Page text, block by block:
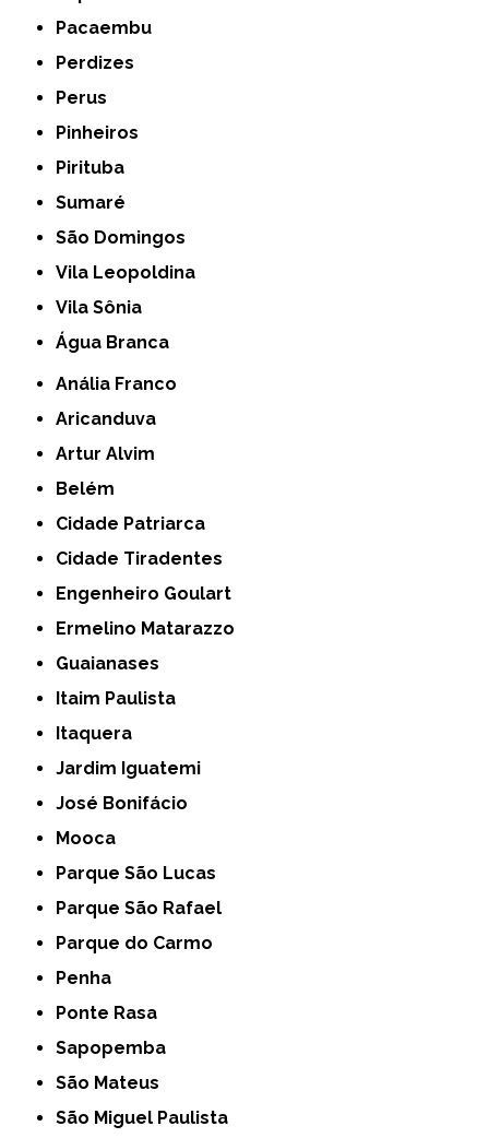
Pacaembu
Perdizes
Perus
Pinheiros
Pirituba
Sumaré
São Domingos
Vila Leopoldina
Vila Sônia
Água Branca
Anália Franco
Aricanduva
Artur Alvim
Belém
Cidade Patriarca
Cidade Tiradentes
Engenheiro Goulart
Ermelino Matarazzo
Guaianases
Itaim Paulista
Itaquera
Jardim Iguatemi
José Bonifácio
Mooca
Parque São Lucas
Parque São Rafael
Parque do Carmo
Penha
Ponte Rasa
Sapopemba
São Mateus
São Miguel Paulista